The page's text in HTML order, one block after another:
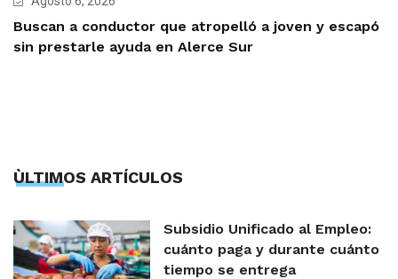
Buscan a conductor que atropelló a joven y escapó
sin prestarle ayuda en Alerce Sur
ÙLTIMOS ARTÍCULOS
Subsidio Unificado al Empleo:
cuánto paga y durante cuánto
tiempo se entrega